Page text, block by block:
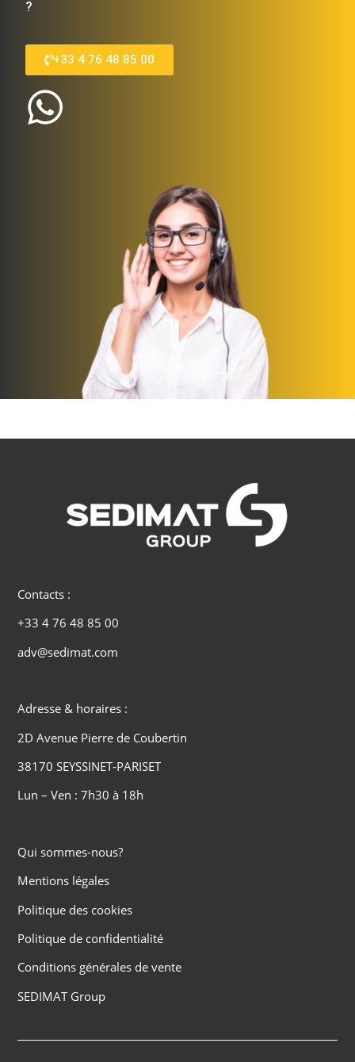
?
+33 4 76 48 85 00
Contacts :
+33 4 76 48 85 00
adv@sedimat.com
Adresse & horaires :
2D Avenue Pierre de Coubertin
38170 SEYSSINET-PARISET
Lun – Ven : 7h30 à 18h
Qui sommes-nous?
Mentions légales
Politique des cookies
Politique de confidentialité
Conditions générales de vente
SEDIMAT Group